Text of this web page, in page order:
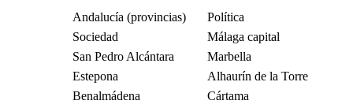
Andalucía (provincias)
Política
Sociedad
Málaga capital
San Pedro Alcántara
Marbella
Estepona
Alhaurín de la Torre
Benalmádena
Cártama